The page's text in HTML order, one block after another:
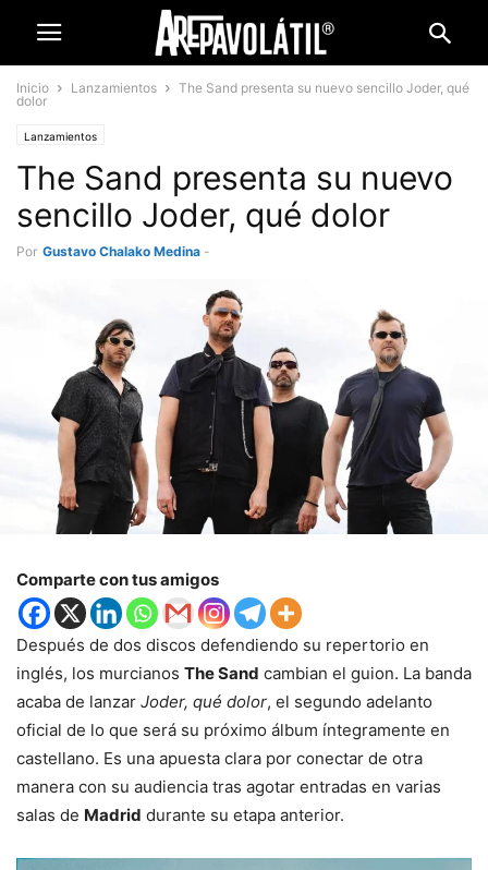
Inicio Lanzamientos
The Sand presenta su nuevo sencillo Joder, qué
dolor
Lanzamientos
The Sand presenta su nuevo
sencillo Joder, qué dolor
Por Gustavo Chalako Medina -
Comparte con tus amigos
Después de dos discos defendiendo su repertorio en
inglés, los murcianos The Sand cambian el guion. La banda
acaba de lanzar Joder, qué dolor, el segundo adelanto
oficial de lo que será su próximo álbum íntegramente en
castellano. Es una apuesta clara por conectar de otra
manera con su audiencia tras agotar entradas en varias
salas de Madrid durante su etapa anterior.